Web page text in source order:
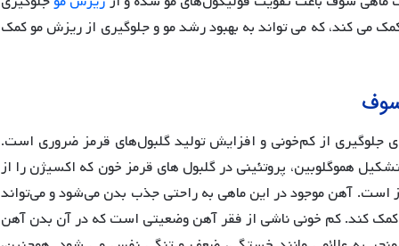
سر کمک می کند، که می تواند به بهبود رشد مو و جلوگیری از ریزش مو کمک
از کم‌خونی و افزایش تولید گلبول‌های قرمز ضروری است.
هموگلوبین، پروتئینی در گلبول های قرمز خون که اکسیژن را از
است. آهن موجود در این ماهی به راحتی جذب بدن می‌شود و می‌تواند
کمک کند. کم خونی ناشی از فقر آهن وضعیتی است که در آن بدن آهن